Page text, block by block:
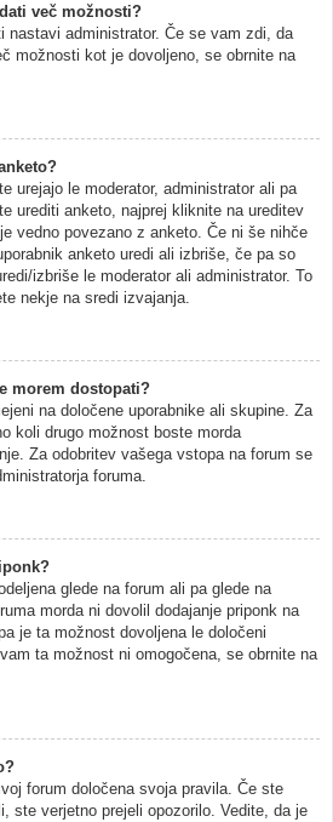
več možnosti?
nastavi administrator. Če se vam zdi, da
možnosti kot je dovoljeno, se obrnite na
urejajo le moderator, administrator ali pa
urediti anketo, najprej kliknite na ureditev
vedno povezano z anketo. Če ni še nihče
anketo uredi ali izbriše, če pa so
izbriše le moderator ali administrator. To
nekje na sredi izvajanja.
morem dostopati?
na določene uporabnike ali skupine. Za
koli drugo možnost boste morda
Za odobritev vašega vstopa na forum se
foruma.
glede na forum ali pa glede na
morda ni dovolil dodajanje priponk na
je ta možnost dovoljena le določeni
ta možnost ni omogočena, se obrnite na
forum določena svoja pravila. Če ste
ste verjetno prejeli opozorilo. Vedite, da je